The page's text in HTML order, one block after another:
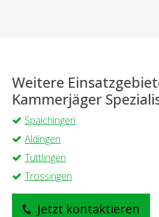
Weitere
Kammerjäger
Spaichingen
Aldingen
Tuttlingen
Trossingen
Jetzt kontaktieren